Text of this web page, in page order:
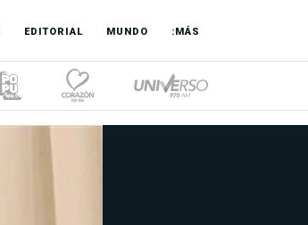
EDITORIAL MUNDO :MÁS